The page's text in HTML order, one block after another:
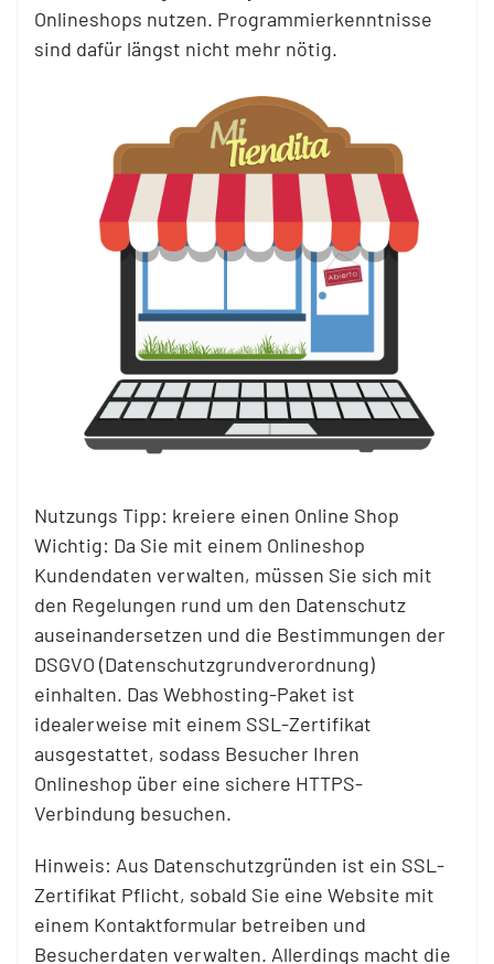
Onlineshops nutzen. Programmierkenntnisse
sind dafür längst nicht mehr nötig.
Nutzungs Tipp: kreiere einen Online Shop
Wichtig: Da Sie mit einem Onlineshop
Kundendaten verwalten, müssen Sie sich mit
den Regelungen rund um den Datenschutz
auseinandersetzen und die Bestimmungen der
DSGVO (Datenschutzgrundverordnung)
einhalten. Das Webhosting-Paket ist
idealerweise mit einem SSL-Zertifikat
ausgestattet, sodass Besucher Ihren
Onlineshop über eine sichere HTTPS-
Verbindung besuchen.
Hinweis: Aus Datenschutzgründen ist ein SSL-
Zertifikat Pflicht, sobald Sie eine Website mit
einem Kontaktformular betreiben und
Besucherdaten verwalten. Allerdings macht die